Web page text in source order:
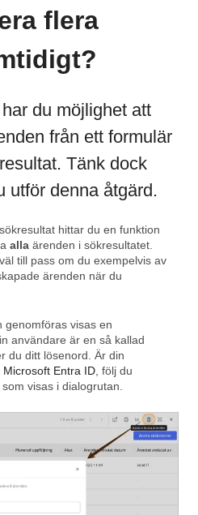
flera
du möjlighet att
från ett formulär
Tänk dock
utför denna åtgärd.
hittar du en funktion
alla ärenden i sökresultatet.
till pass om du exempelvis av
ärenden när du
genomföras visas en
användare är en så kallad
du ditt lösenord. Är din
Microsoft Entra ID , följ du
visas i dialogrutan.